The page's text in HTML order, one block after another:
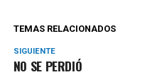
TEMAS RELACIONADOS
SIGUIENTE
NO SE PERDIÓ